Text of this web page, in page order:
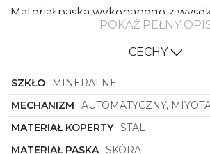
Materiał paska wykonanego z
gwarantuje nie tylko trwałość, ale
kolor paska doskonale komponuje
całość. Kształt koperty w formie
zegarkowi wyjątkowego uroku i
charakteru, co sprawia, że jest on
wyborem dla mężczyzn ceniących
Biała tarcza z czytelnym indeksem
POKAŻ PEŁNY
CECHY
SZKŁO
MINERALNE
MECHANIZM
AUTOMATYCZNY,
MATERIAŁ KOPERTY STAL
MATERIAŁ PASKA SKÓRA